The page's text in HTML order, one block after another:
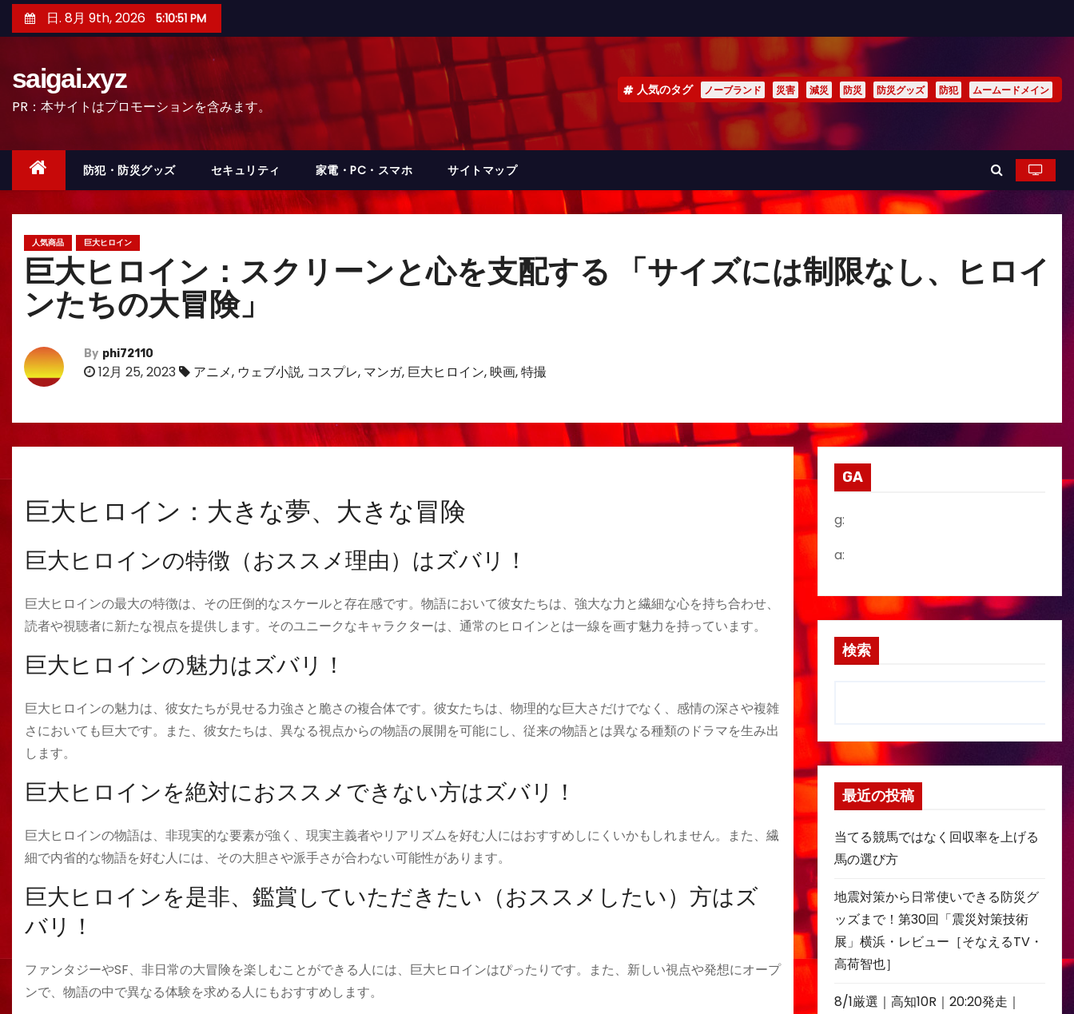
ン
ッ
日. 8月 9th, 2026 5:10:53 PM
saigai.xyz
PR：本サイトはプロモーションを含みます。
人気のタグ ノーブランド 災害 減災 防災 防災グッズ 防犯 ムームードメイン
防犯・防災グッズ セキュリティ 家電・PC・スマホ サイトマップ
人気商品 巨大ヒロイン
巨大ヒロイン：スクリーンと心を支配する 「サイズには制限なし、ヒロイ
ンたちの大冒険」
By phi72110
12月 25, 2023 アニメ, ウェブ小説, コスプレ, マンガ, 巨大ヒロイン,映画,特撮
巨大ヒロイン：大きな夢、大きな冒険
巨大ヒロインの特徴（おススメ理由）はズバリ！
巨大ヒロインの最大の特徴は、その圧倒的なスケールと存在感です。物語において彼女たちは、強大な力と繊細な心を持ち合わせ、
読者や視聴者に新たな視点を提供します。そのユニークなキャラクターは、通常のヒロインとは一線を画す魅力を持っています。
巨大ヒロインの魅力はズバリ！
巨大ヒロインの魅力は、彼女たちが見せる力強さと脆さの複合体です。彼女たちは、物理的な巨大さだけでなく、感情の深さや複雑
さにおいても巨大です。また、彼女たちは、異なる視点からの物語の展開を可能にし、従来の物語とは異なる種類のドラマを生み出
します。
巨大ヒロインを絶対におススメできない方はズバリ！
巨大ヒロインの物語は、非現実的な要素が強く、現実主義者やリアリズムを好む人にはおすすめしにくいかもしれません。また、繊
細で内省的な物語を好む人には、その大胆さや派手さが合わない可能性があります。
巨大ヒロインを是非、鑑賞していただきたい（おススメしたい）方はズ
バリ！
ファンタジーやSF、非日常の大冒険を楽しむことができる人には、巨大ヒロインはぴったりです。また、新しい視点や発想にオープ
ンで、物語の中で異なる体験を求める人にもおすすめします。
GA
g:
a:
検索
最近の投稿
当てる競馬ではなく回収率を上げる
馬の選び方
地震対策から日常使いできる防災グ
ッズまで！第30回「震災対策技術
展」横浜・レビュー［そなえるTV・
高荷智也］
8/1厳選｜高知10R｜20:20発走｜